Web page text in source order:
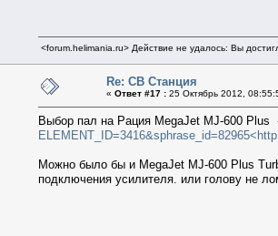
<forum.helimania.ru> Действие не удалось: Вы
Re: СВ Станция
« Ответ #17 : 25 Октябрь 2012,
Выбор пал на Рация MegaJet MJ-600
ELEMENT_ID=3416&sphrase_id=82965<
Можно было бы и MegaJet MJ-600 Plus
подключения усилителя. или голову не